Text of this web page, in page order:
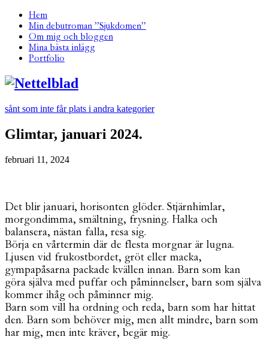
Hem
Min debutroman ”Sjukdomen”
Om mig och bloggen
Mina bästa inlägg
Portfolio
sånt som inte får plats i andra kategorier
Glimtar, januari 2024.
februari 11, 2024
Det blir januari, horisonten glöder. Stjärnhimlar,
morgondimma, smältning, frysning. Halka och
balansera, nästan falla, resa sig.
Börja en vårtermin där de flesta morgnar är lugna.
Ljusen vid frukostbordet, gröt eller macka,
gympapåsarna packade kvällen innan. Barn som kan
göra själva med puffar och påminnelser, barn som själva
kommer ihåg och påminner mig.
Barn som vill ha ordning och reda, barn som har hittat
den. Barn som behöver mig, men allt mindre, barn som
har mig, men inte kräver, begär mig.